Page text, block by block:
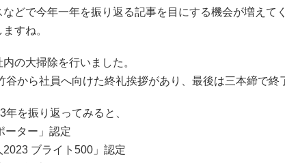
どで今年一年を振り返る記事を目にする機会が増えて
すね。
の大掃除を行いました。
谷から社員へ向けた終礼挨拶があり、最後は三本締で終
を振り返ってみると、
ーター」認定
2023 ブライト500」認定